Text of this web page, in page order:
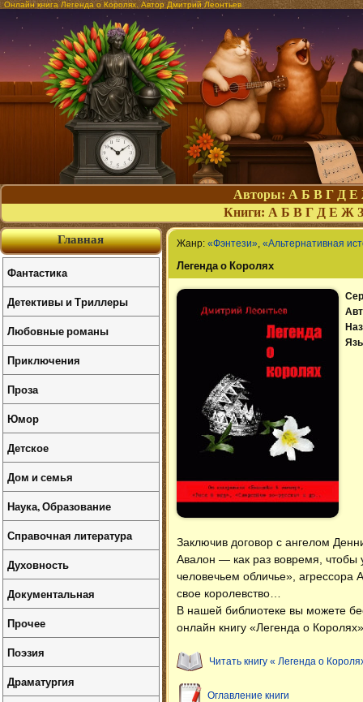
Онлайн книга Легенда о Королях. Автор Дмитрий Леонтьев
Авторы: А Б В Г Д Е
Книги: А Б В Г Д Е Ж З
Жанр: «Фэнтези», «Альтернативная
Легенда о Королях
Заключив договор с ангелом
Авалон — как раз вовремя, чтобы
человечьем обличье», агрессора
свое королевство…
В нашей библиотеке вы можете
онлайн книгу «Легенда о
Читать книгу « Легенда о
Оглавление книги
Главная
Фантастика
Детективы и Триллеры
Любовные романы
Приключения
Проза
Юмор
Детское
Дом и семья
Наука, Образование
Справочная литература
Духовность
Документальная
Прочее
Поэзия
Драматургия